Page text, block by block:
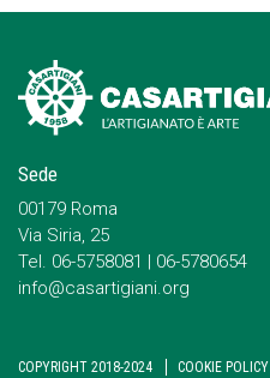
Sede
00179 Roma
Via Siria, 25
Tel. 06-5758081 | 06-5780654
info@casartigiani.org
COPYRIGHT 2018-2024 COOKIE POLICY